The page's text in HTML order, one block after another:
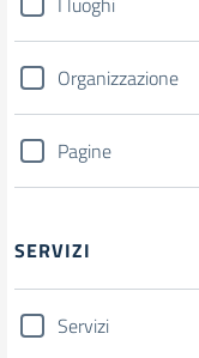
Organizzazione
Pagine
SERVIZI
Servizi